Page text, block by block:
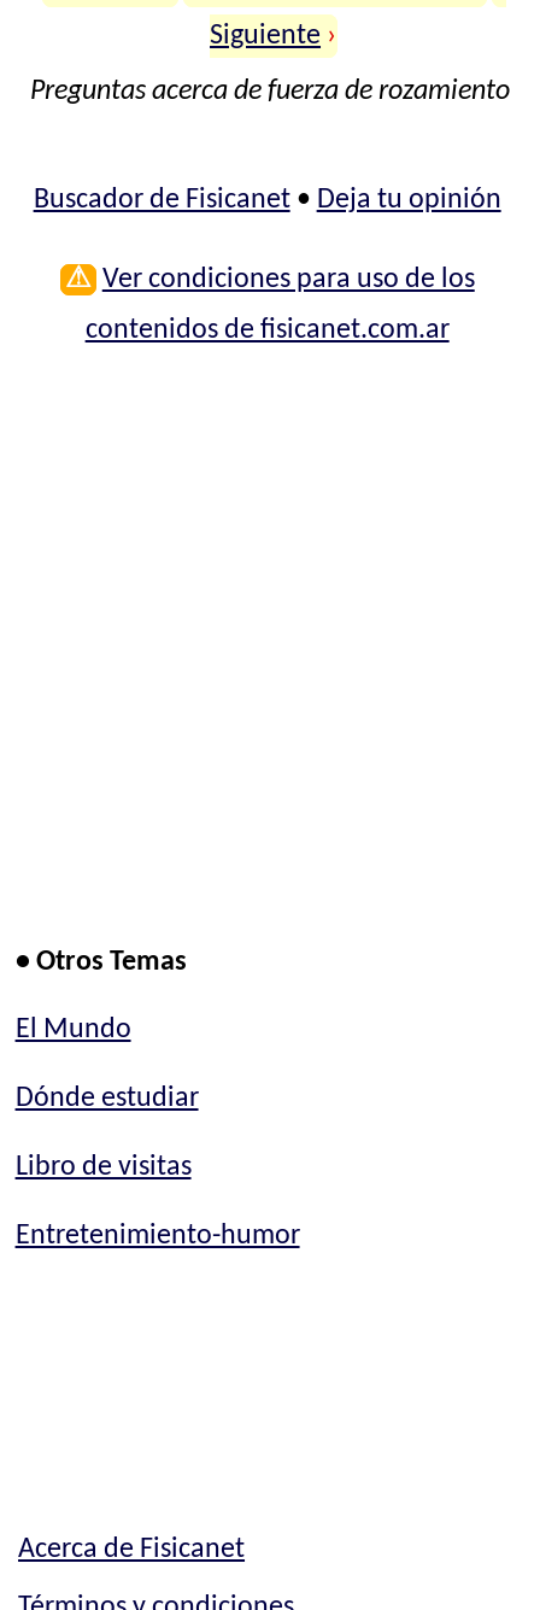
Siguiente ›
Preguntas acerca de fuerza de rozamiento
Buscador de Fisicanet• Deja tu opinión
⚠ Ver condiciones para uso de los
contenidos de fisicanet.com.ar
• Otros Temas
El Mundo
Dónde estudiar
Libro de visitas
Entretenimiento-humor
Acerca de Fisicanet